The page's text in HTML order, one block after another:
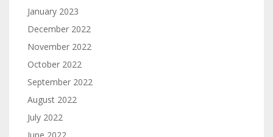
January 2023
December 2022
November 2022
October 2022
September 2022
August 2022
July 2022